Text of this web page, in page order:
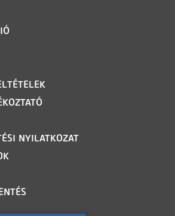
NYILATKOZAT